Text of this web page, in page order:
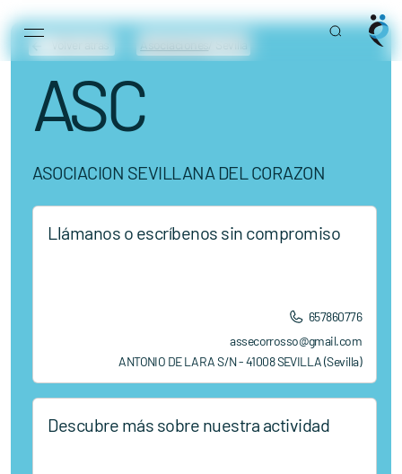
Main Navigation
ASC
ASOCIACION SEVILLANA DEL CORAZON
Llámanos o escríbenos sin compromiso
657860776
assecorrosso@gmail.com
ANTONIO DE LARA S/N - 41008 SEVILLA (Sevilla)
Descubre más sobre nuestra actividad